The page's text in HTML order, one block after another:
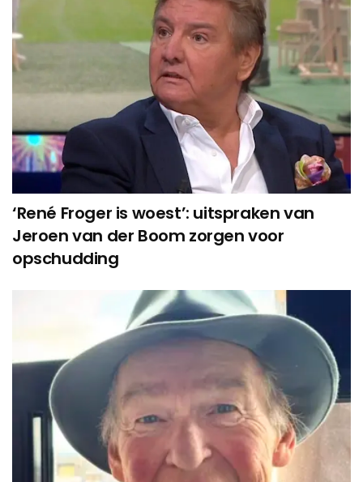
‘René Froger is woest’: uitspraken van
Jeroen van der Boom zorgen voor
opschudding